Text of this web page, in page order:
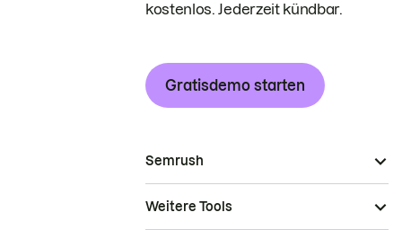
kostenlos. Jederzeit kündbar.
Gratisdemo starten
Semrush
Weitere Tools